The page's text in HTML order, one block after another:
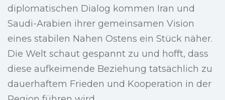
diplomatischen Dialog kommen Iran und
Saudi-Arabien ihrer gemeinsamen Vision
eines stabilen Nahen Ostens ein Stück näher.
Die Welt schaut gespannt zu und hofft, dass
diese aufkeimende Beziehung tatsächlich zu
dauerhaftem Frieden und Kooperation in der